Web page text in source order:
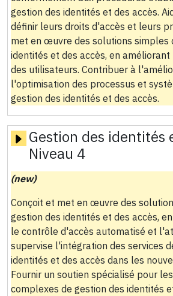
gestion des identités et des accès.
définir leurs droits d'accès et leurs
met en œuvre des solutions simples
identités et des accès, en
des utilisateurs. Contribuer à
l'optimisation des processus et
gestion des identités et des accès.
Gestion des identités
Niveau 4
(new)
Conçoit et met en œuvre des
gestion des identités et des accès,
le contrôle d'accès automatisé et
supervise l'intégration des services
identités et des accès dans les
Fournir un soutien spécialisé pour
complexes de gestion des identités